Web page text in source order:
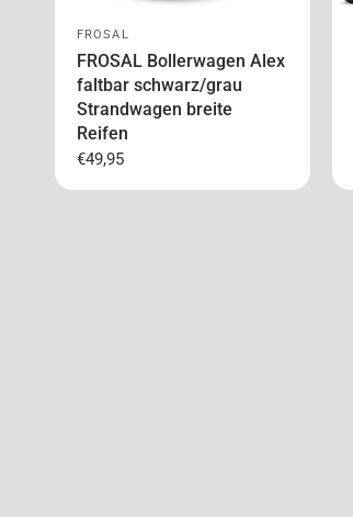
FROSAL
FROSAL Bollerwagen Alex
faltbar schwarz/grau
Strandwagen breite
Reifen
€49,95